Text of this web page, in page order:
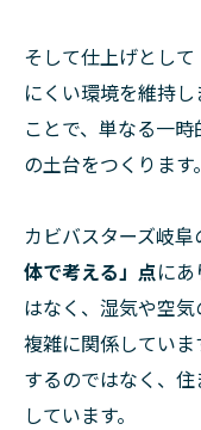
そして仕上げとして
にくい環境を維持
ことで、単なる一
の土台をつくります。
カビバスターズ岐阜
体で考える」点に
はなく、湿気や空
複雑に関係してい
するのではなく、
しています。